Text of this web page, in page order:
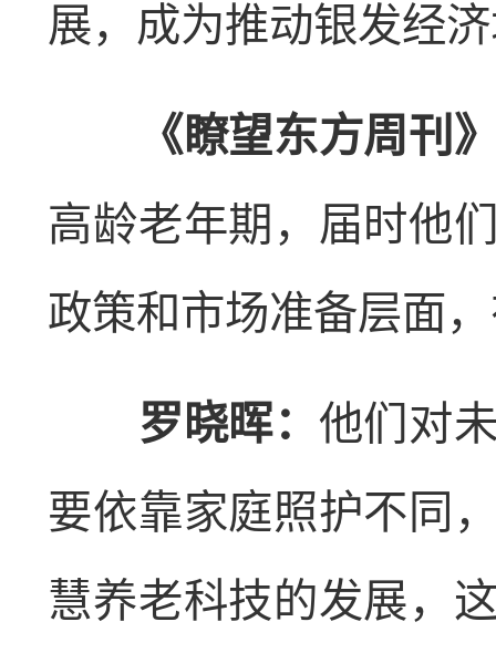
展，成为推动银发经
《瞭望东方周刊
高龄老年期，届时他
政策和市场准备层面
罗晓晖： 他们对
要依靠家庭照护不同
慧养老科技的发展，